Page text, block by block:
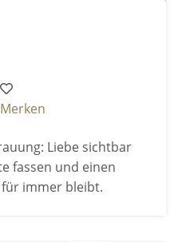
Merken
Liebe sichtbar
fassen und einen
immer bleibt.